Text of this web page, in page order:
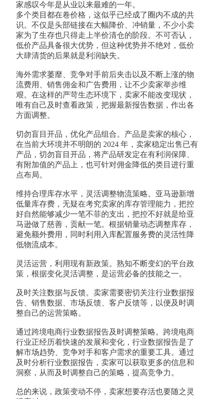
家感叹今年是从业以来最难的一年。
多个类目都在卷价格，这似乎已经成了圈内不成的共
识。不仅是头部链接在大幅降价、冲销量，不少小卖
家为了生存也只得走上半价清仓的阶段。不可否认，
低价产品具备很大优势，但这种优势并不绝对，低价
大肆清货的后果就是利润缺失。
海外需求萎靡、竞争对手前后夹击以及不断上涨的物
流费用、销售佣金和广告费用，让不少卖家举步维
艰。在这样的严苛生态环境下，卖家不能改变现状，
唯有自己及时查看政策，把握最新报告数据，作出各
方面调整。
切勿盲目开品，优化产品组合。产品是卖家的核心，
在当前大环境并不明朗的 2024 年，卖家稳定出售已有
产品，切勿盲目开品，将产品研发定在有利润保障、
有附加值的产品上，也可针对佣金降低的类目进行重
点布局。
维持合理库存水平，灵活调整物流策略。亚马逊新增
低量库存费，无疑在考究卖家的库存管理能力，把控
好自然能够减少一笔不菲的支出，把控不好就是给亚
马逊做了慈善，贡献一笔。根据销量动态调整库存，
避免额外费用，同时利用入库配置服务费的灵活性降
低物流成本。
灵活运营，利用现有新政策。熟知不断变幻的平台政
策，根据变化灵活调整，是运营必备的技能之一。
及时关注数据与反馈。卖家需要密切关注行业数据报
告、销售数据、市场反馈、客户反馈等，以便及时调
整自己的运营策略。
通过跨境电商行业数据报告及时调整策略。跨境电商
行业正经历着快速的发展和变化，行业数据报告是了
解市场趋势、竞争对手和客户需求的重要工具。通过
及时分析行业数据报告，卖家可以获取更多的信息和
洞察，从而及时调整自己的策略，提高竞争力。
总的来说，政策变动不停，卖家想要存活也要随之灵